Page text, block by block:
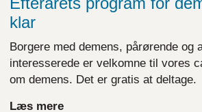
klar
Borgere med demens, pårørende og
interesserede er velkomne til vores
om demens. Det er gratis at deltage.
Læs mere